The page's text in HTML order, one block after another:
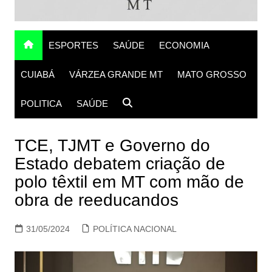
ESPORTES SAÚDE ECONOMIA
CUIABÁ VÁRZEA GRANDE MT MATO GROSSO
POLITICA SAÚDE
TCE, TJMT e Governo do
Estado debatem criação de
polo têxtil em MT com mão de
obra de reeducandos
31/05/2024 POLÍTICA NACIONAL